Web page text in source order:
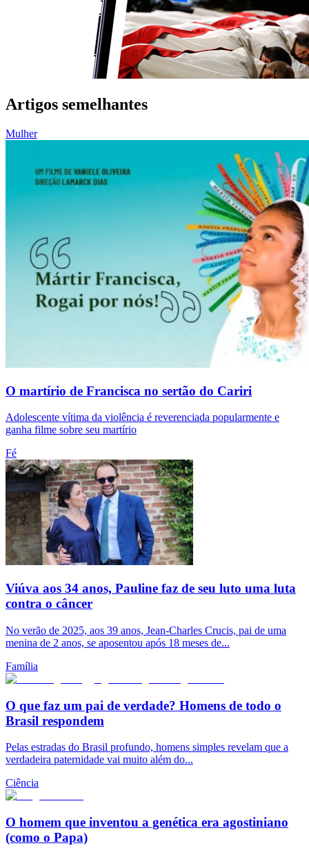
Artigos semelhantes
Mulher
O martírio de Francisca no sertão do Cariri
Adolescente vítima da violência é reverenciada popularmente e
ganha filme sobre seu martírio
Fé
Viúva aos 34 anos, Pauline faz de seu luto uma luta
contra o câncer
No verão de 2025, aos 39 anos, Jean-Charles Crucis, pai de uma
menina de 2 anos, se aposentou após 18 meses de...
Família
O que faz um pai de verdade? Homens de todo o
Brasil respondem
Pelas estradas do Brasil profundo, homens simples revelam que a
verdadeira paternidade vai muito além do...
Ciência
O homem que inventou a genética era agostiniano
(como o Papa)